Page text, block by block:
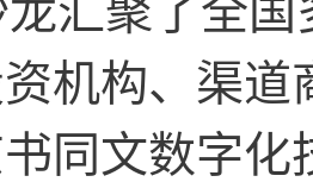
汇聚了全国
机构、渠
同文数字